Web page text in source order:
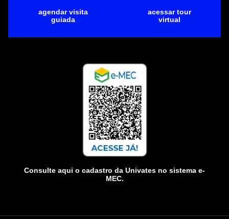
agendar visita
guiada
acessar tour
virtual
Consulte aqui o cadastro da Univates no sistema e-
MEC.